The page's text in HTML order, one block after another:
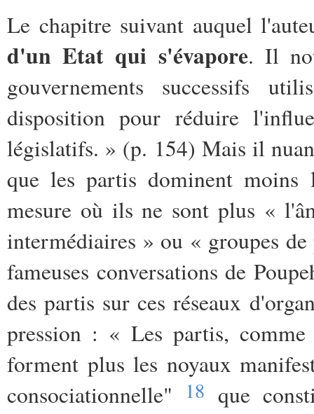
Le chapitre suivant auquel
d'un Etat qui s'évapore. Il
gouvernements successifs
disposition pour réduire
législatifs. » (p. 154) Mais il
que les partis dominent moins
mesure où ils ne sont plus «
intermédiaires » ou « groupes
fameuses conversations de
des partis sur ces réseaux
pression : « Les partis, comme
forment plus les noyaux
consociationnelle"
18 que